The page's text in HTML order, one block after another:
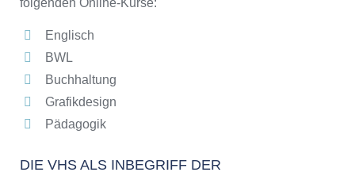
folgenden Online-Kurse:
Englisch
BWL
Buchhaltung
Grafikdesign
Pädagogik
DIE VHS ALS INBEGRIFF DER